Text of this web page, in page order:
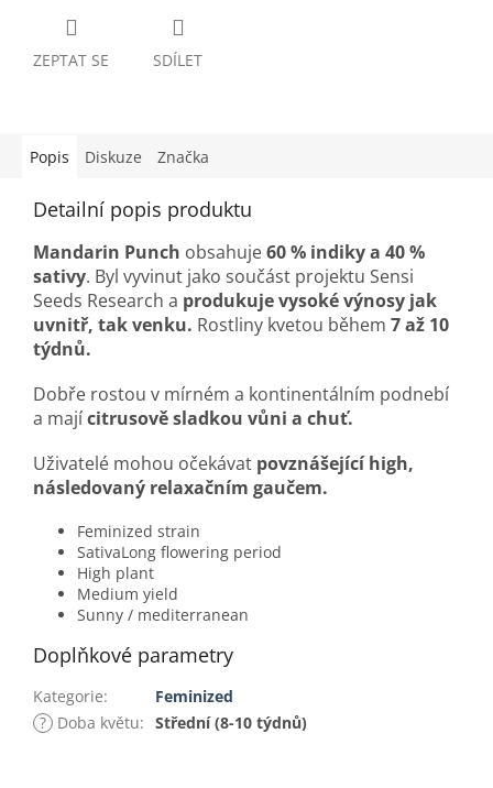
ZEPTAT SE SDÍLET
Popis Diskuze Značka
Detailní popis produktu
Mandarin Punch obsahuje60 % indiky a 40 %
sativy. Byl vyvinut jako součást projektu Sensi
Seeds Research a produkuje vysoké výnosy jak
uvnitř, tak venku. Rostliny kvetou během 7 až 10
týdnů.
Dobře rostou v mírném a kontinentálním podnebí
a majícitrusově sladkou vůni a chuť.
Uživatelé mohou očekávat povznášející high,
následovaný relaxačním gaučem.
Feminized strain
SativaLong flowering period
High plant
Medium yield
Sunny / mediterranean
Doplňkové parametry
Kategorie:
Feminized
? Doba květu: Střední (8-10 týdnů)